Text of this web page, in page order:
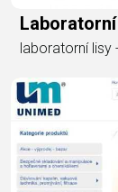
laboratorní lisy